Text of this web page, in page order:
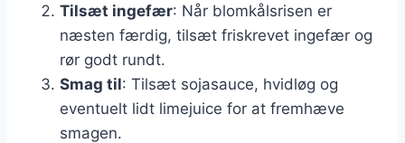
Tilsæt ingefær: Når blomkålsrisen er
næsten færdig, tilsæt friskrevet ingefær og
rør godt rundt.
Smag til: Tilsæt sojasauce, hvidløg og
eventuelt lidt limejuice for at fremhæve
smagen.